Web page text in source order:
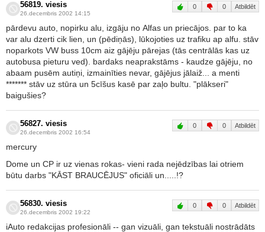
56819. viesis
26.decembris 2002 14:15
0 0 Atbildēt
pārdevu auto, nopirku alu, izgāju no Alfas un priecājos. par to ka
var alu dzerti cik lien, un (pēdiņās), lūkojoties uz trafiku ap alfu. stāv
noparkots VW buss 10cm aiz gājēju pārejas (tās centrālās kas uz
autobusa pieturu ved). bardaks neaprakstāms - kaudze gājēju, no
abaam pusēm autiņi, izmainīties nevar, gājējus jālaiž... a menti
******* stāv uz stūra un 5cīšus kasē par zaļo bultu. "plākseri"
baigušies?
56827. viesis
26.decembris 2002 16:54
0 0 Atbildēt
mercury
Dome un CP ir uz vienas rokas- vieni rada nejēdzības lai otriem
būtu darbs "KĀST BRAUCĒJUS" oficiāli un.....!?
56830. viesis
26.decembris 2002 19:22
0 0 Atbildēt
iAuto redakcijas profesionāli -- gan vizuāli, gan tekstuāli nostrādāts